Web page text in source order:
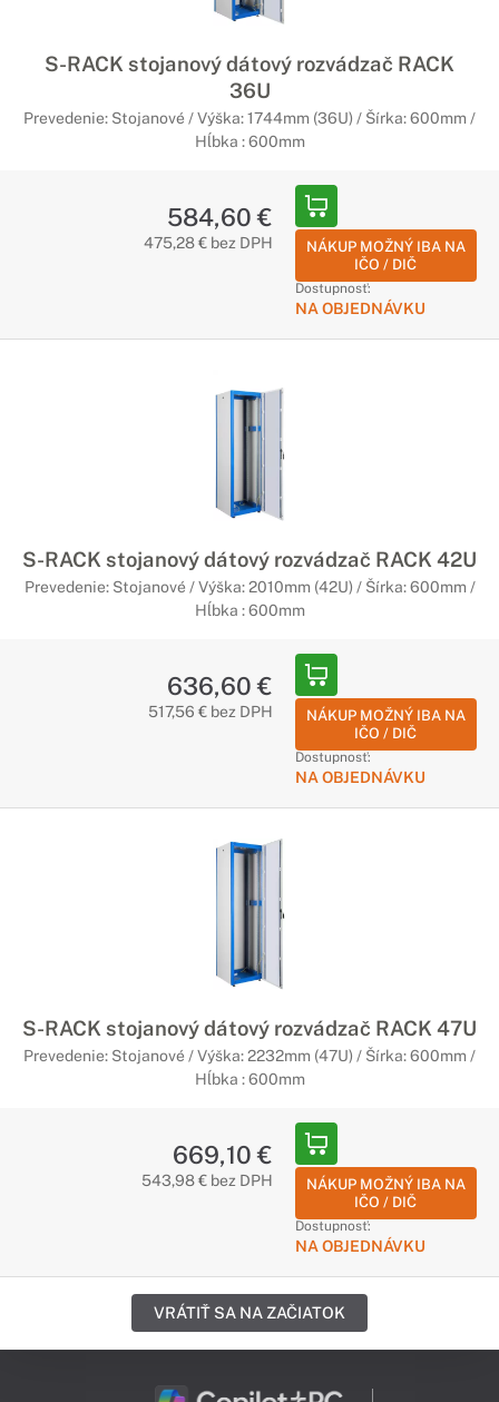
S-RACK stojanový dátový rozvádzač RACK
36U
Prevedenie: Stojanové / Výška: 1744mm (36U) / Šírka: 600mm /
Hĺbka : 600mm
584,60 €
475,28 € bez DPH
NÁKUP MOŽNÝ IBA NA
IČO / DIČ
Dostupnosť:
NA OBJEDNÁVKU
S-RACK stojanový dátový rozvádzač RACK 42U
Prevedenie: Stojanové / Výška: 2010mm (42U) / Šírka: 600mm /
Hĺbka : 600mm
636,60 €
517,56 € bez DPH
NÁKUP MOŽNÝ IBA NA
IČO / DIČ
Dostupnosť:
NA OBJEDNÁVKU
S-RACK stojanový dátový rozvádzač RACK 47U
Prevedenie: Stojanové / Výška: 2232mm (47U) / Šírka: 600mm /
Hĺbka : 600mm
669,10 €
543,98 € bez DPH
NÁKUP MOŽNÝ IBA NA
IČO / DIČ
Dostupnosť:
NA OBJEDNÁVKU
VRÁTIŤ SA NA ZAČIATOK